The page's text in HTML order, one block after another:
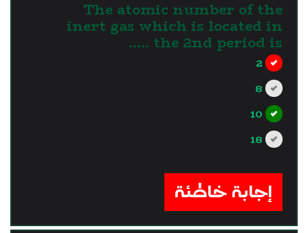
The atomic number of the
inert gas which is located in
the 2nd period is …..
2
8
10
18
إجابة خاطئة